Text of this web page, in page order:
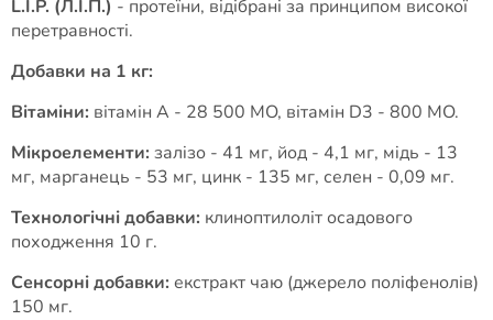
L.I.P. (Л.І.П.) - протеїни, відібрані за принципом високої
перетравності.
Добавки на 1 кг:
Вітаміни: вітамін A - 28 500 MO, вітамін D3 - 800 MO.
Мікроелементи: залiзо - 41 мг, йод - 4,1 мг, мiдь - 13
мг, марганець - 53 мг, цинк - 135 мг, селен - 0,09 мг.
Технологічні добавки: клиноптилоліт осадового
походження 10 г.
Сенсорні добавки: екстракт чаю (джерело поліфенолів)
150 мг.